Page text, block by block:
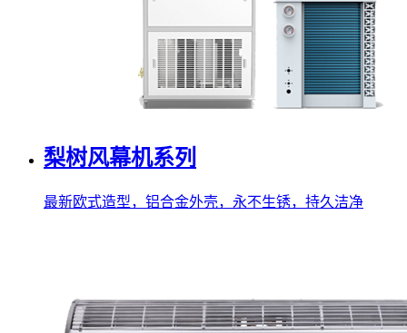
梨树风幕机系列
最新欧式造型，铝合金外壳，永不生锈，持久洁净